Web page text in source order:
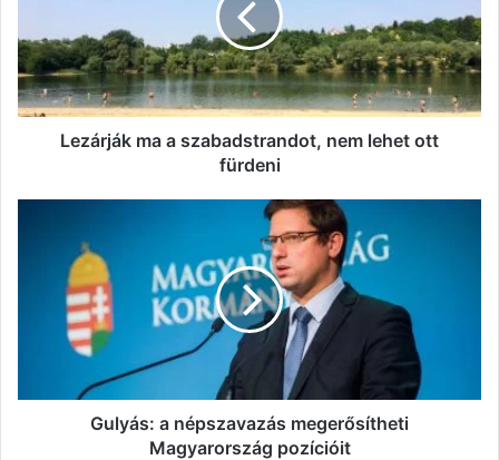
lehet
ott
fürdeni
Lezárják ma a szabadstrandot, nem lehet ott
fürdeni
népszavazás
megerősítheti
Magyarország
pozícióit
Gulyás: a népszavazás megerősítheti
Magyarország pozícióit